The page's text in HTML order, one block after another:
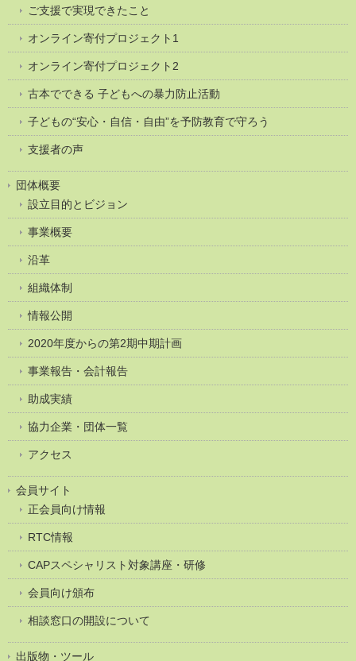
ご支援で実現できたこと
オンライン寄付プロジェクト1
オンライン寄付プロジェクト2
古本でできる 子どもへの暴力防止活動
子どもの“安心・自信・自由”を予防教育で守ろう
支援者の声
団体概要
設立目的とビジョン
事業概要
沿革
組織体制
情報公開
2020年度からの第2期中期計画
事業報告・会計報告
助成実績
協力企業・団体一覧
アクセス
会員サイト
正会員向け情報
RTC情報
CAPスペシャリスト対象講座・研修
会員向け頒布
相談窓口の開設について
出版物・ツール